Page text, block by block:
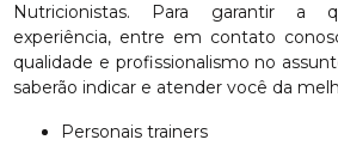
Nutricionistas. Para garantir a
experiência, entre em contato
qualidade e profissionalismo no
saberão indicar e atender você da
Personais trainers